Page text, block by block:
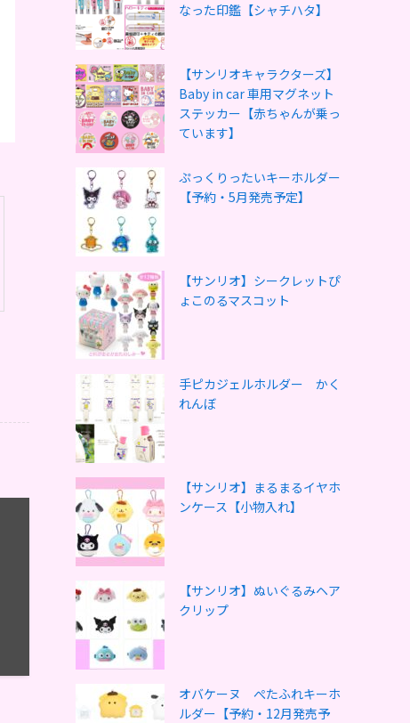
なった印鑑【シャチハタ】
【サンリオキャラクターズ】
Baby in car 車用マグネット
ステッカー【赤ちゃんが乗っ
ています】
ぷっくりったいキーホルダー
【予約・5月発売予定】
【サンリオ】シークレットぴ
ょこのるマスコット
手ピカジェルホルダー かく
れんぼ
【サンリオ】まるまるイヤホ
ンケース【小物入れ】
【サンリオ】ぬいぐるみヘア
クリップ
オバケーヌ ぺたふれキーホ
ルダー【予約・12月発売予